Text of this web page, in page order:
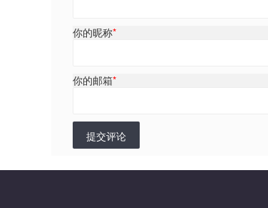
你的昵称*
你的邮箱*
提交评论